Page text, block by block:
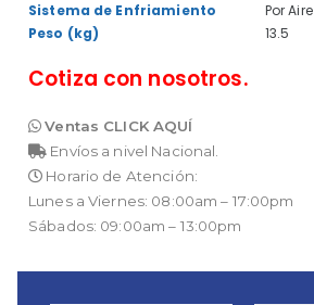
Sistema de Enfriamiento
Peso (kg)
Por Aire
13.5
Cotiza con nosotros.
Ventas CLICK AQUÍ
Envíos a nivel Nacional.
Horario de Atención:
Lunes a Viernes: 08:00am – 17:00pm
Sábados: 09:00am – 13:00pm